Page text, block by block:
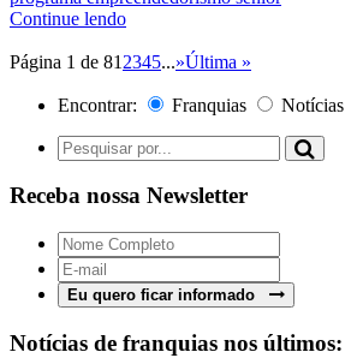
Continue lendo
Página 1 de 81 2345...»Última »
Encontrar: Franquias Notícias
Receba nossa Newsletter
Eu quero ficar informado
Notícias de franquias nos últimos: